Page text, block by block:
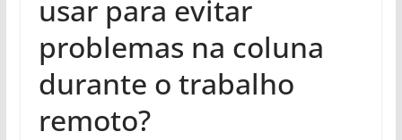
usar para evitar
problemas na coluna
durante o trabalho
remoto?